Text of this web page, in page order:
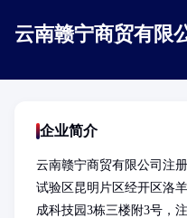
云南赣宁商贸有限
企业简介
云南赣宁商贸有限公司注
试验区昆明片区经开区洛
成科技园3栋三楼附3号，